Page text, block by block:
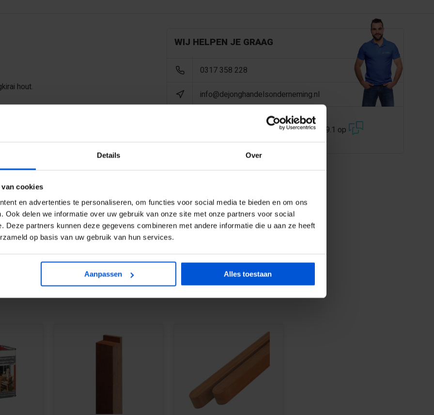
Details Over
cookies
en advertenties te personaliseren, om functies voor social media te bieden en om ons
Ook delen we informatie over uw gebruik van onze site met onze partners voor social
Deze partners kunnen deze gegevens combineren met andere informatie die u aan ze heeft
op basis van uw gebruik van hun services.
Aanpassen Alles toestaan
hout.
palen! Los bij te
tuinpalen van 11 x 11 cm,
natuurlijke bruine kleur te
WIJ HELPEN JE GRAAG
0317 358 228
info@dejonghandelsonderneming.nl
klanten geven ons een 9.1 op